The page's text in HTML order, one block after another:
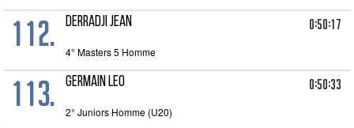
112. DERRADJI JEAN 0:50:17
4° Masters 5 Homme
113. GERMAIN LEO 0:50:33
2° Juniors Homme (U20)